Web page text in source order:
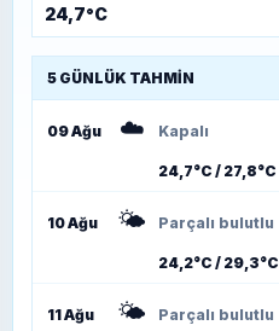
24,7°C
5 GÜNLÜK TAHMIN
09 Ağu ☁️ Kapalı
24,7°C / 27,8°C
10 Ağu 🌤️ Parçalı bulutlu
24,2°C / 29,3°C
11 Ağu 🌤️ Parçalı bulutlu